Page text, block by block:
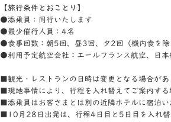
【旅行条件とおことり】
●添乗員：同行いたします
●最少催行人員：4名
●食事回数：朝5回、昼3回、夕2回（機内食を除
●利用予定航空会社：エールフランス航空、日本
■観光・レストランの日時は変更となる場合があ
■現地事情により、行程を入れ替えてご案内する
■添乗員はお客さまとは別の近隣ホテルに宿泊い
■10月28日出発は、行程4日目と5日目を入れ